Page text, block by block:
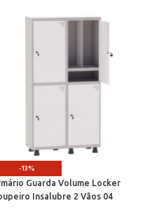
-13%
Guarda Volume Locker
Insalubre 2 Vãos 04